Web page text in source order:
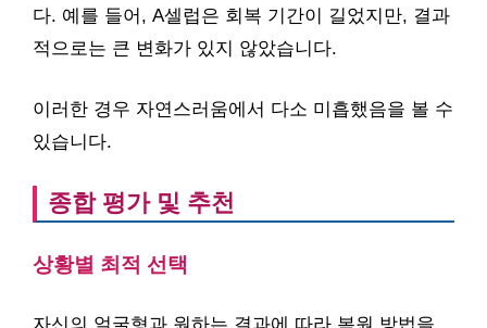
다. 예를 들어, A셀럽은 회복 기간이 길었지만, 결과
적으로는 큰 변화가 있지 않았습니다.
이러한 경우 자연스러움에서 다소 미흡했음을 볼 수
있습니다.
종합 평가 및 추천
상황별 최적 선택
자신의 얼굴형과 원하는 결과에 따라 복원 방법을